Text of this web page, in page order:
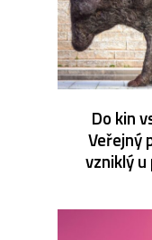
Do kin
Veřejný
vzniklý